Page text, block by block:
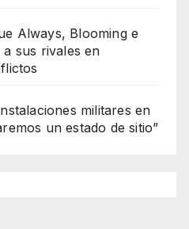
Always, Blooming e
sus rivales en
militares en
un estado de sitio”